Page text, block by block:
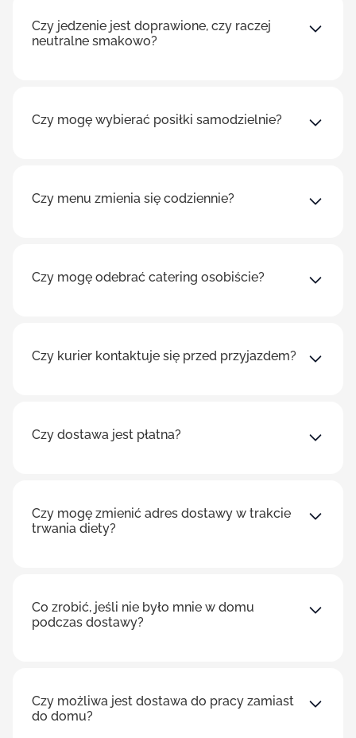
Czy jedzenie jest doprawione, czy raczej
neutralne smakowo?
Czy mogę wybierać posiłki samodzielnie?
Czy menu zmienia się codziennie?
Czy mogę odebrać catering osobiście?
Czy kurier kontaktuje się przed przyjazdem?
Czy dostawa jest płatna?
Czy mogę zmienić adres dostawy w trakcie
trwania diety?
Co zrobić, jeśli nie było mnie w domu
podczas dostawy?
Czy możliwa jest dostawa do pracy zamiast
do domu?